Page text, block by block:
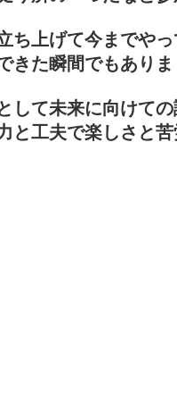
ち上げて今までや
きた瞬間でもあり
して未来に向けて
と工夫で楽しさと